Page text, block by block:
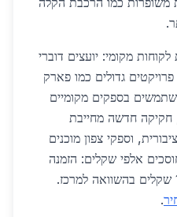
לקוחות מקומי: יועצים דוברי
וערבית זמינים 24/7. פרויקטים גדולים כמו פארק
בספקים מקומיים
עלויות. בשנת 2026, חקיקה חדשה מחייבת
ציבורית, וספקי צפון מוכנים
אלפי שקלים: הזמנה
של 50 טון חוסכת 150,000 שקלים בהשוואה למרכז.
.